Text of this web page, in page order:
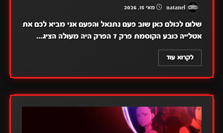
מאי 15, 2026
שלום לכולם כאן שוב פעם נתנאל והפעם אני מביא לכם את
אטלייה כובע הקוסמת פרק 7 הפרק היה מעולה הציג...
לקרוא עוד